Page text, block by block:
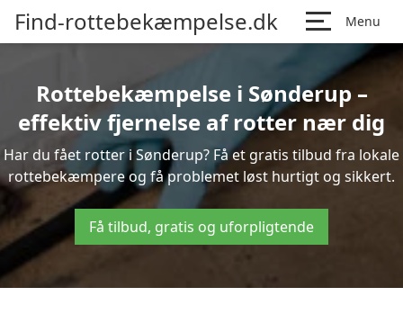
Find-rottebekæmpelse.dk Menu
Rottebekæmpelse i Sønderup –
effektiv fjernelse af rotter nær dig
Har du fået rotter i Sønderup? Få et gratis tilbud fra lokale
rottebekæmpere og få problemet løst hurtigt og sikkert.
Få tilbud, gratis og uforpligtende